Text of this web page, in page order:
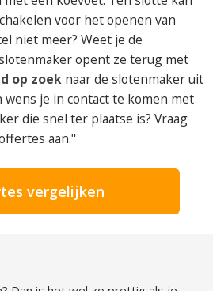
voor het openen van
niet meer? Weet je de
opent ze terug met
op zoek naar de slotenmaker uit
wens je in contact te komen met
die snel ter plaatse is? Vraag
aan."
vergelijken